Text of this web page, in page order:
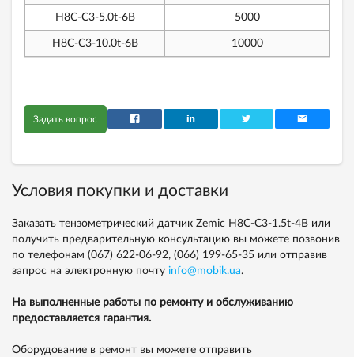
H8C-C3-5.0t-6B 5000
H8C-C3-10.0t-6B 10000
Задать вопрос
Условия покупки и доставки
Заказать тензометрический датчик Zemic H8C-C3-1.5t-4B или
получить предварительную консультацию вы можете позвонив
по телефонам (067) 622-06-92, (066) 199-65-35 или отправив
запрос на электронную почту info@mobik.ua.
На выполненные работы по ремонту и обслуживанию
предоставляется гарантия.
Оборудование в ремонт вы можете отправить